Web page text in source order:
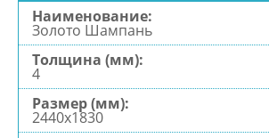
Золото Шампань
4
2440х1830